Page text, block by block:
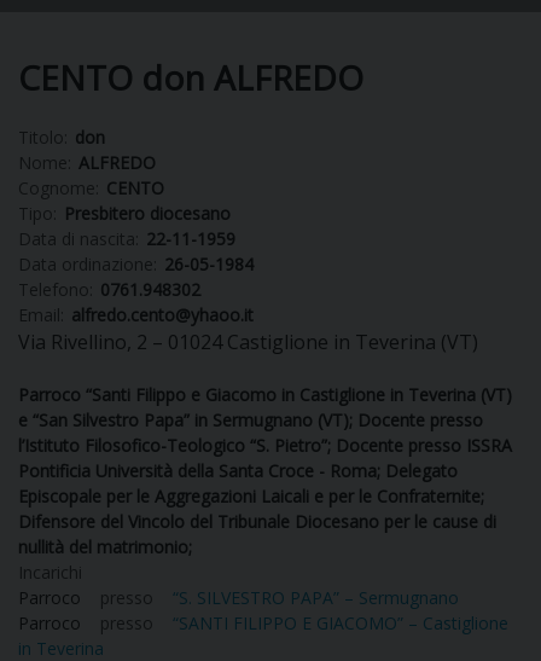
VESCOVO
DIOCESI
CLERO
PARROCCHIE
CENTO don ALFREDO
Titolo: don
Nome: ALFREDO
Cognome: CENTO
Tipo:
Presbitero diocesano
Data di nascita: 22-11-1959
Data ordinazione: 26-05-1984
Telefono: 0761.948302
Email: alfredo.cento@yhaoo.it
Via Rivellino, 2 – 01024 Castiglione in Teverina (VT)
Parroco “Santi Filippo e Giacomo in Castiglione in Teverina (VT)
e “San Silvestro Papa” in Sermugnano (VT); Docente presso
l’Istituto Filosofico-Teologico “S. Pietro”; Docente presso ISSRA
Pontificia Università della Santa Croce - Roma; Delegato
Episcopale per le Aggregazioni Laicali e per le Confraternite;
Difensore del Vincolo del Tribunale Diocesano per le cause di
nullità del matrimonio;
Incarichi
Parroco
presso
“S. SILVESTRO PAPA” – Sermugnano
Parroco
presso
“SANTI FILIPPO E GIACOMO” – Castiglione
in Teverina